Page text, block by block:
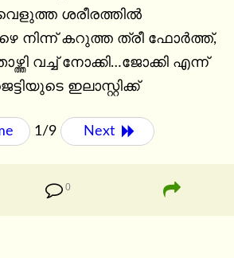
ശരീരത്തിൽ
നിന്ന് കറുത്ത ത്രീ ഫോർത്ത്,
വച്ച് നോക്കി…ജോക്കി എന്ന്
ഇലാസ്റ്റിക്ക്
1/9 Next
0